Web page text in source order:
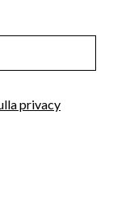
privacy